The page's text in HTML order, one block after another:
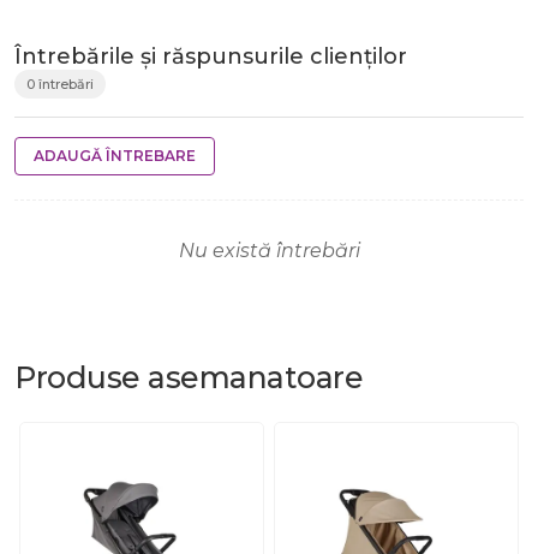
Întrebările și răspunsurile clienților
0 întrebări
ADAUGĂ ÎNTREBARE
Nu există întrebări
Produse asemanatoare